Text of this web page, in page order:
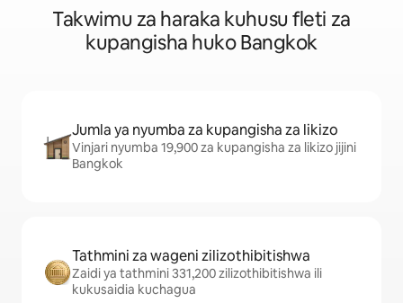
Takwimu za haraka kuhusu fleti za
kupangisha huko Bangkok
Jumla ya nyumba za kupangisha za likizo
Vinjari nyumba 19,900 za kupangisha za likizo jijini
Bangkok
Tathmini za wageni zilizothibitishwa
Zaidi ya tathmini 331,200 zilizothibitishwa ili
kukusaidia kuchagua